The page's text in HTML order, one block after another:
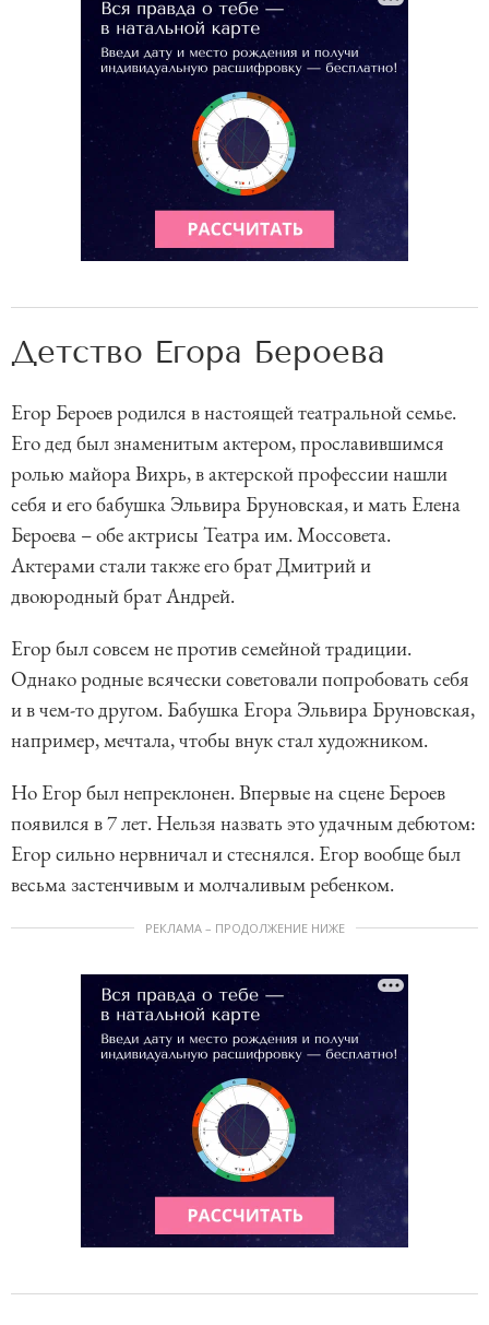
Детство Егора Бероева
Егор Бероев родился в настоящей театральной семье.
Его дед был знаменитым актером, прославившимся
ролью майора Вихрь, в актерской профессии нашли
себя и его бабушка Эльвира Бруновская, и мать Елена
Бероева – обе актрисы Театра им. Моссовета.
Актерами стали также его брат Дмитрий и
двоюродный брат Андрей.
Егор был совсем не против семейной традиции.
Однако родные всячески советовали попробовать себя
и в чем-то другом. Бабушка Егора Эльвира Бруновская,
например, мечтала, чтобы внук стал художником.
Но Егор был непреклонен. Впервые на сцене Бероев
появился в 7 лет. Нельзя назвать это удачным дебютом:
Егор сильно нервничал и стеснялся. Егор вообще был
весьма застенчивым и молчаливым ребенком.
РЕКЛАМА – ПРОДОЛЖЕНИЕ НИЖЕ